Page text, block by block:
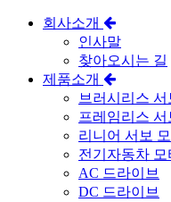
회사소개
인사말
찾아오시는 길
제품소개
브러시리스 서
프레임리스 서
리니어 서보
전기자동차 모
AC 드라이브
DC 드라이브